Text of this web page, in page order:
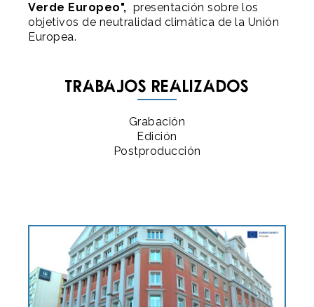
Verde Europeo", presentación sobre los
objetivos de neutralidad climática de la Unión
Europea.
Trabajos realizados
Grabación
Edición
Postproducción